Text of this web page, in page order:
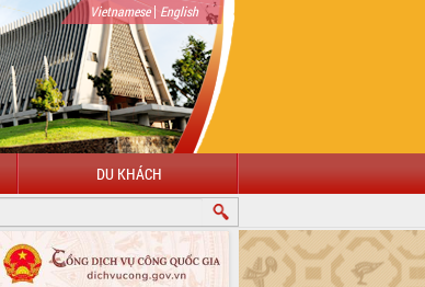
Vietnamese| English
DU KHÁCH